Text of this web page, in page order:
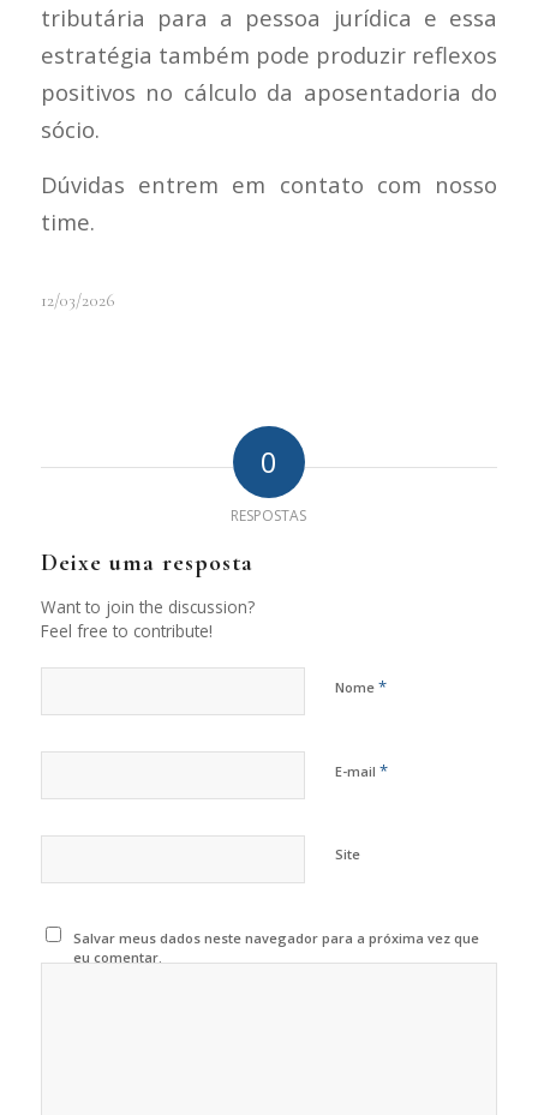
tributária para a pessoa jurídica e essa
estratégia também pode produzir reflexos
positivos no cálculo da aposentadoria do
sócio.
Dúvidas entrem em contato com nosso
time.
12/03/2026
0
RESPOSTAS
Deixe uma resposta
Want to join the discussion?
Feel free to contribute!
Nome *
E-mail *
Site
Salvar meus dados neste navegador para a próxima vez que
eu comentar.